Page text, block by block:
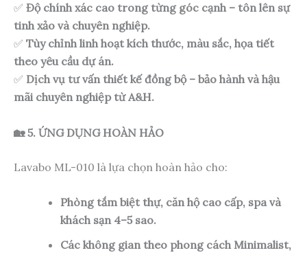
✅ Độ chính xác cao trong từng góc cạnh – tôn lên sự
tinh xảo và chuyên nghiệp.
✅ Tùy chỉnh linh hoạt kích thước, màu sắc, họa tiết
theo yêu cầu dự án.
✅ Dịch vụ tư vấn thiết kế đồng bộ – bảo hành và hậu
mãi chuyên nghiệp từ A&H.
🏡 5. ỨNG DỤNG HOÀN HẢO
Lavabo ML-010 là lựa chọn hoàn hảo cho:
Phòng tắm biệt thự, căn hộ cao cấp, spa và
khách sạn 4–5 sao.
Các không gian theo phong cách Minimalist,